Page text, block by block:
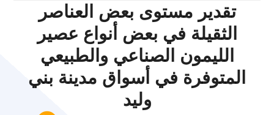
تقدير مستوى بعض العناصر
الثقيلة في بعض أنواع عصير
الليمون الصناعي والطبيعي
المتوفرة في أسواق مدينة بني
وليد